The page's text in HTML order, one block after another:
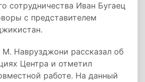
сотрудничества Иван Бугаец
с представителем
М. Наврузджони рассказал об
Центра и отметил
работе. На данный